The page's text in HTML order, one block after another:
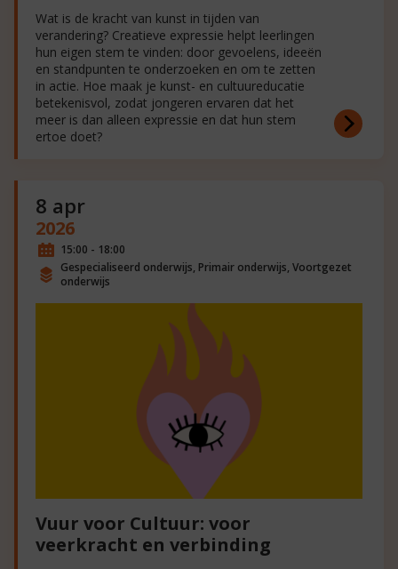
Wat is de kracht van kunst in tijden van
verandering? Creatieve expressie helpt leerlingen
hun eigen stem te vinden: door gevoelens, ideeën
en standpunten te onderzoeken en om te zetten
in actie. Hoe maak je kunst- en cultuureducatie
betekenisvol, zodat jongeren ervaren dat het
meer is dan alleen expressie en dat hun stem
ertoe doet?
8 apr
2026
15:00 - 18:00
Gespecialiseerd onderwijs, Primair onderwijs, Voortgezet
onderwijs
Vuur voor Cultuur: voor
veerkracht en verbinding